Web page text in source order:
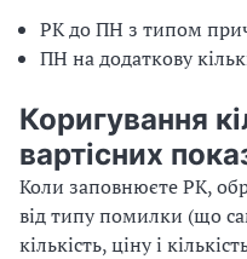
РК до ПН з типом
ПН на додаткову
Коригування
вартісних
Коли заповнюєте РК,
від типу помилки (що
кількість, ціну і